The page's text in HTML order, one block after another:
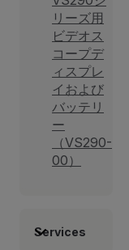
リーズ用
ビデオス
コープデ
ィスプレ
イおよび
バッテリ
ー
（VS290-
00）
Services